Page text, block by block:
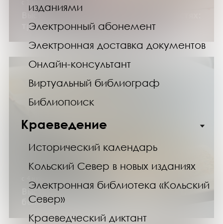
изданиями
Электронный абонемент
Электронная доставка документов
Онлайн-консультант
Виртуальный библиограф
Библиопоиск
Краеведение
Исторический календарь
Кольский Север в новых изданиях
Электронная библиотека «Кольский
Север»
Краеведческий диктант
Выставка изданий «История в трех частях:
трилогии»
Выставка изданий «Книжный неформат:
большие и маленькие»